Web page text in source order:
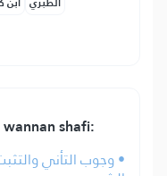
shafi:
• وجوب التأني